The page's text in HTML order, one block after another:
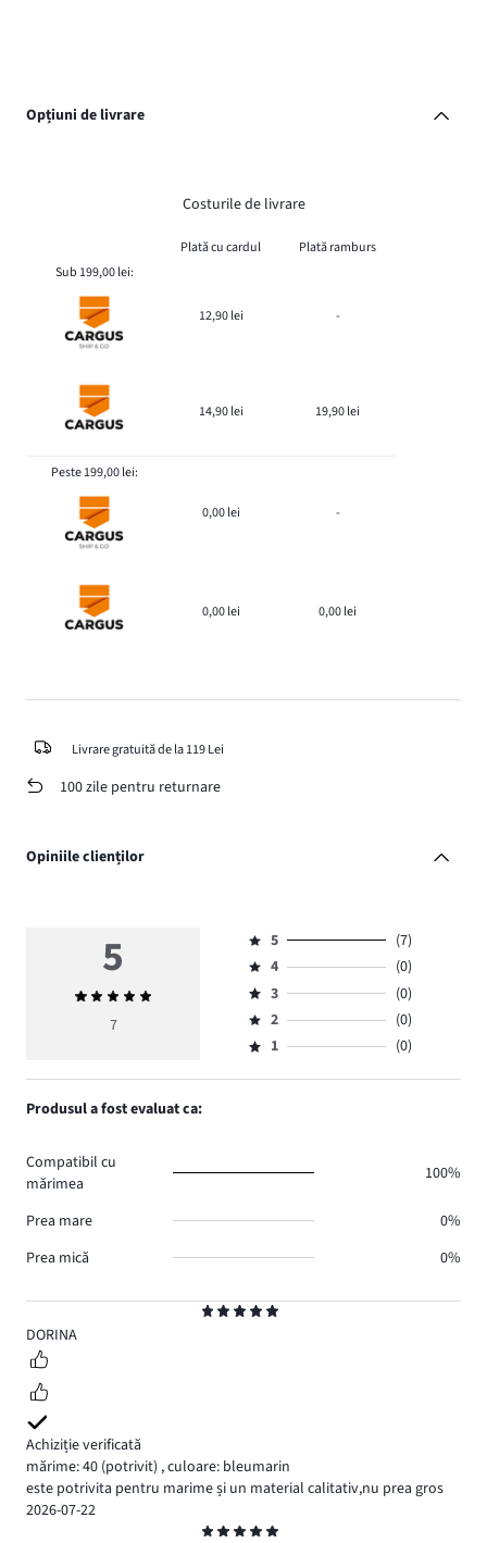
Opțiuni de livrare
Costurile de livrare
Plată cu cardul
Plată ramburs
Sub 199,00 lei:
12,90 lei -
14,90 lei 19,90 lei
Peste 199,00 lei:
0,00 lei -
0,00 lei 0,00 lei
Livrare gratuită de la 119 Lei
100 zile pentru returnare
Opiniile clienților
5
DORINA
Achiziție verificată
mărime: 40 (potrivit) ,culoare: bleumarin
este potrivita pentru marime și un material calitativ,nu prea gros
2026-07-22
5
Evaluarea
medie
7
Evaluare
5,
numărul
de
voturi
7.
5
(7)
Evaluare
4,
numărul
de
0.
4
(0)
Evaluare
3,
numărul
3
(0)
Evaluare
2,
2
(0)
Evaluare
1,
1 (0)
Produsul a fost evaluat ca:
Compatibil cu
mărimea
100%
Prea mare
0%
Prea mică
0%